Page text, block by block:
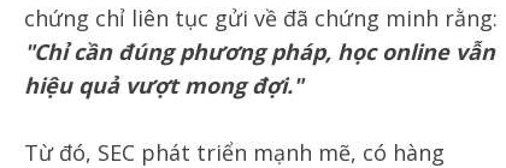
chứng chỉ liên tục gửi về đã chứng minh rằng:
"Chỉ cần đúng phương pháp, học online vẫn
hiệu quả vượt mong đợi."
Từ đó, SEC phát triển mạnh mẽ, có hàng